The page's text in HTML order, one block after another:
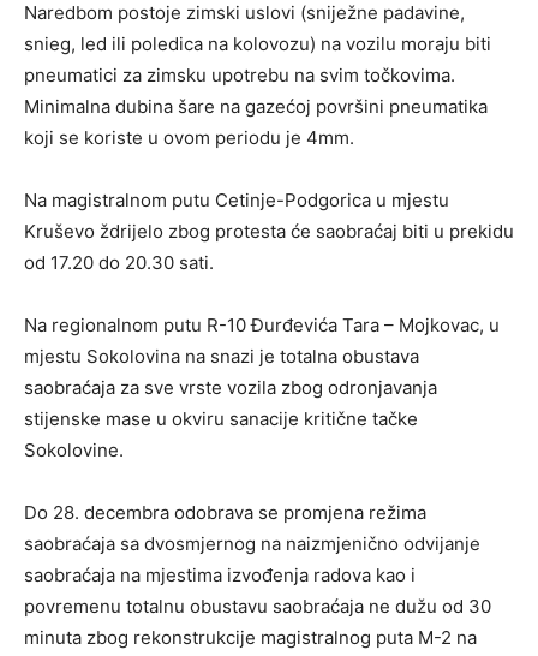
Naredbom postoje zimski uslovi (sniježne padavine,
snieg, led ili poledica na kolovozu) na vozilu moraju biti
pneumatici za zimsku upotrebu na svim točkovima.
Minimalna dubina šare na gazećoj površini pneumatika
koji se koriste u ovom periodu je 4mm.
Na magistralnom putu Cetinje-Podgorica u mjestu
Kruševo ždrijelo zbog protesta će saobraćaj biti u prekidu
od 17.20 do 20.30 sati.
Na regionalnom putu R-10 Đurđevića Tara – Mojkovac, u
mjestu Sokolovina na snazi je totalna obustava
saobraćaja za sve vrste vozila zbog odronjavanja
stijenske mase u okviru sanacije kritične tačke
Sokolovine.
Do 28. decembra odobrava se promjena režima
saobraćaja sa dvosmjernog na naizmjenično odvijanje
saobraćaja na mjestima izvođenja radova kao i
povremenu totalnu obustavu saobraćaja ne dužu od 30
minuta zbog rekonstrukcije magistralnog puta M-2 na